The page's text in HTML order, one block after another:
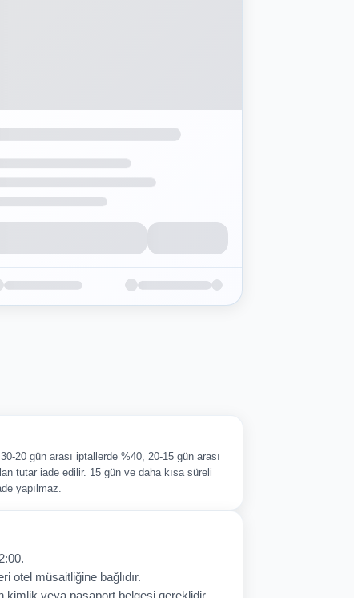
20 gün arası iptallerde %40, 20-15 gün arası
tutar iade edilir. 15 gün ve daha kısa süreli
yapılmaz.
otel müsaitliğine bağlıdır.
kimlik veya pasaport belgesi gereklidir.